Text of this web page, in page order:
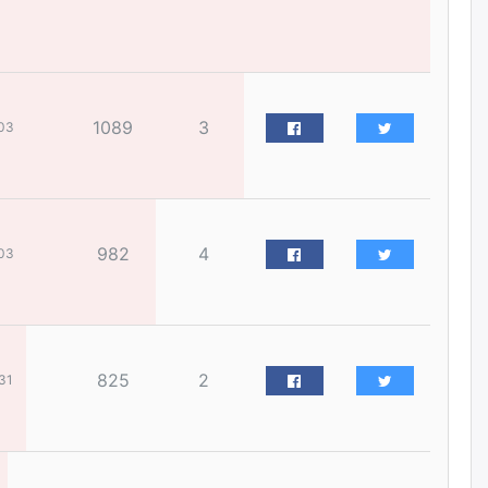
зогсоож, Арабын орнуудаас
Худалдагч Н.Амарзаяа:
дүүрдэг
АИ-92 шатахууны нийлүүлэлт
1089 3
982 4
825 2